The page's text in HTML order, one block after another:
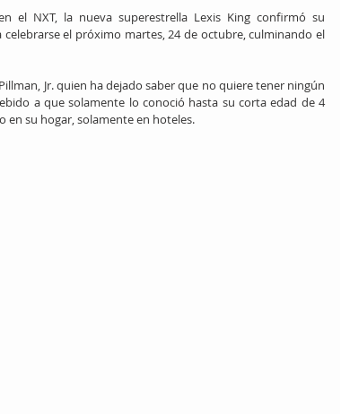
el NXT, la nueva superestrella Lexis King confirmó su
el próximo martes, 24 de octubre, culminando el
Jr. quien ha dejado saber que no quiere tener ningún
a que solamente lo conoció hasta su corta edad de 4
en su hogar, solamente en hoteles.